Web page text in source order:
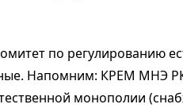
по регулированию
Напомним: КРЕМ МНЭ
монополии